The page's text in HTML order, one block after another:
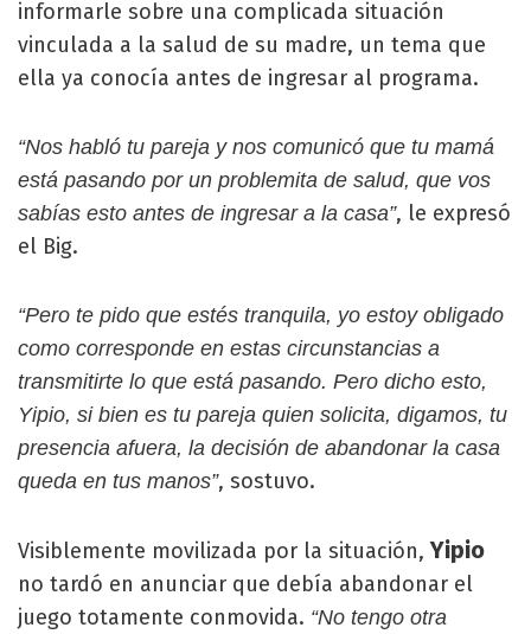
informarle sobre una complicada situación
vinculada a la salud de su madre, un tema que
ella ya conocía antes de ingresar al programa.
“Nos habló tu pareja y nos comunicó que tu mamá
está pasando por un problemita de salud, que vos
sabías esto antes de ingresar a la casa”, le expresó
el Big.
“Pero te pido que estés tranquila, yo estoy obligado
como corresponde en estas circunstancias a
transmitirte lo que está pasando. Pero dicho esto,
Yipio, si bien es tu pareja quien solicita, digamos, tu
presencia afuera, la decisión de abandonar la casa
queda en tus manos”, sostuvo.
Visiblemente movilizada por la situación,Yipio
no tardó en anunciar que debía abandonar el
juego totamente conmovida. “No tengo otra